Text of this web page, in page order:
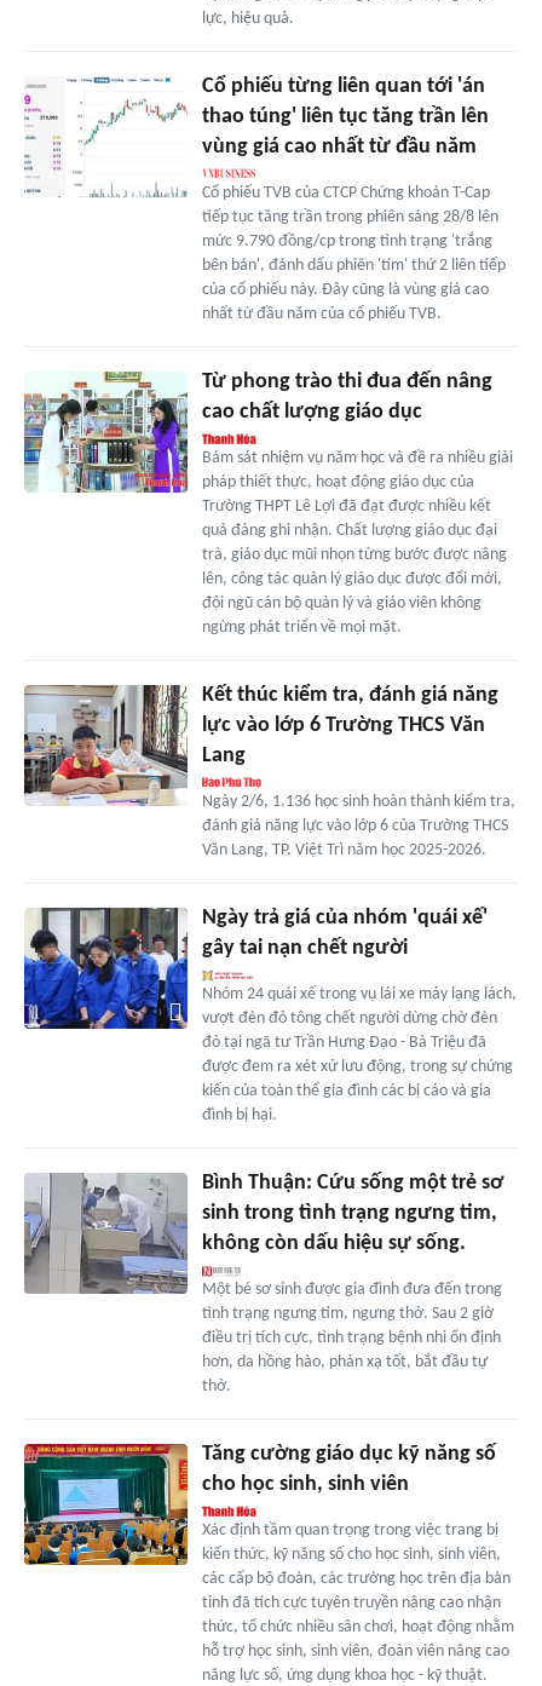
lực, hiệu quả.
Cổ phiếu từng liên quan tới 'án
thao túng' liên tục tăng trần lên
vùng giá cao nhất từ đầu năm
Cổ phiếu TVB của CTCP Chứng khoán T-Cap
tiếp tục tăng trần trong phiên sáng 28/8 lên
mức 9.790 đồng/cp trong tình trạng 'trắng
bên bán', đánh dấu phiên 'tím' thứ 2 liên tiếp
của cổ phiếu này. Đây cũng là vùng giá cao
nhất từ đầu năm của cổ phiếu TVB.
Từ phong trào thi đua đến nâng
cao chất lượng giáo dục
Bám sát nhiệm vụ năm học và đề ra nhiều giải
pháp thiết thực, hoạt động giáo dục của
Trường THPT Lê Lợi đã đạt được nhiều kết
quả đáng ghi nhận. Chất lượng giáo dục đại
trà, giáo dục mũi nhọn từng bước được nâng
lên, công tác quản lý giáo dục được đổi mới,
đội ngũ cán bộ quản lý và giáo viên không
ngừng phát triển về mọi mặt.
Kết thúc kiểm tra, đánh giá năng
lực vào lớp 6 Trường THCS Văn
Lang
Ngày 2/6, 1.136 học sinh hoàn thành kiểm tra,
đánh giá năng lực vào lớp 6 của Trường THCS
Văn Lang, TP. Việt Trì năm học 2025-2026.
Ngày trả giá của nhóm 'quái xế'
gây tai nạn chết người
Nhóm 24 quái xế trong vụ lái xe máy lạng lách,
vượt đèn đỏ tông chết người dừng chờ đèn
đỏ tại ngã tư Trần Hưng Đạo - Bà Triệu đã
được đem ra xét xử lưu động, trong sự chứng
kiến của toàn thể gia đình các bị cáo và gia
đình bị hại.
Bình Thuận: Cứu sống một trẻ sơ
sinh trong tình trạng ngưng tim,
không còn dấu hiệu sự sống.
Một bé sơ sinh được gia đình đưa đến trong
tình trạng ngưng tim, ngưng thở. Sau 2 giờ
điều trị tích cực, tình trạng bệnh nhi ổn định
hơn, da hồng hào, phản xạ tốt, bắt đầu tự
thở.
Tăng cường giáo dục kỹ năng số
cho học sinh, sinh viên
Xác định tầm quan trọng trong việc trang bị
kiến thức, kỹ năng số cho học sinh, sinh viên,
các cấp bộ đoàn, các trường học trên địa bàn
tỉnh đã tích cực tuyên truyền nâng cao nhận
thức, tổ chức nhiều sân chơi, hoạt động nhằm
hỗ trợ học sinh, sinh viên, đoàn viên nâng cao
năng lực số, ứng dụng khoa học - kỹ thuật.